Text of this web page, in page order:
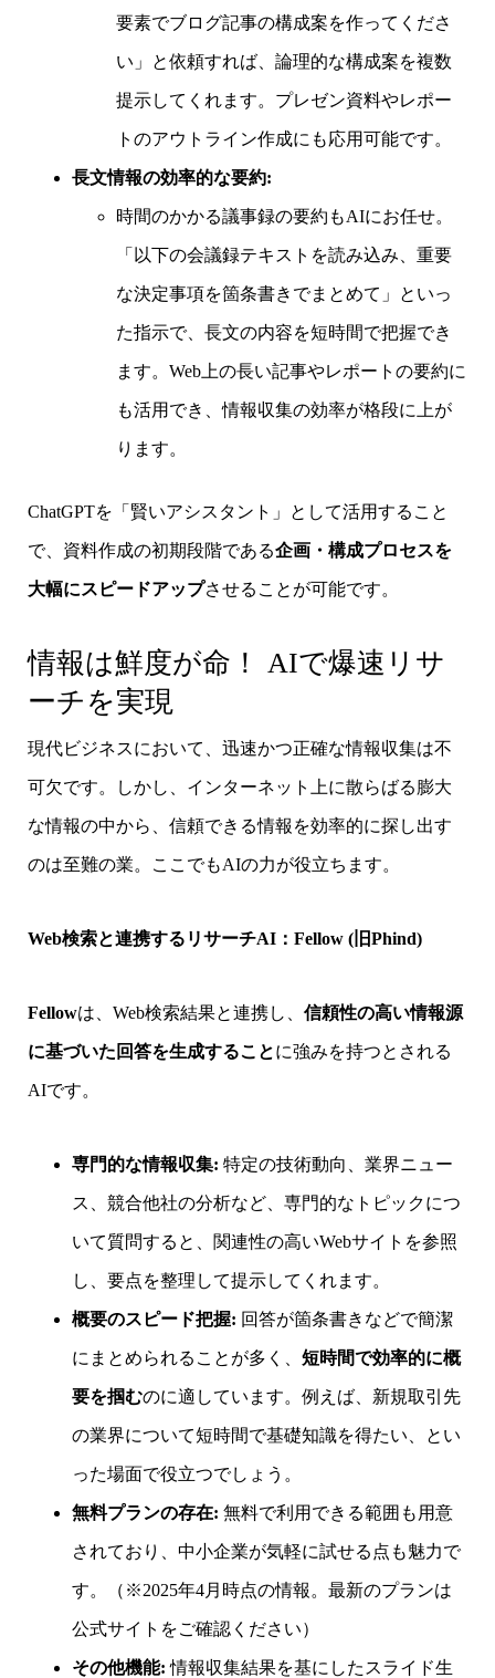
要素でブログ記事の構成案を作ってくださ
い」と依頼すれば、論理的な構成案を複数
提示してくれます。プレゼン資料やレポー
トのアウトライン作成にも応用可能です。
長文情報の効率的な要約:
時間のかかる議事録の要約もAIにお任せ。
「以下の会議録テキストを読み込み、重要
な決定事項を箇条書きでまとめて」といっ
た指示で、長文の内容を短時間で把握でき
ます。Web上の長い記事やレポートの要約に
も活用でき、情報収集の効率が格段に上が
ります。
ChatGPTを「賢いアシスタント」として活用すること
で、資料作成の初期段階である企画・構成プロセスを
大幅にスピードアップさせることが可能です。
情報は鮮度が命！ AIで爆速リサ
ーチを実現
現代ビジネスにおいて、迅速かつ正確な情報収集は不
可欠です。しかし、インターネット上に散らばる膨大
な情報の中から、信頼できる情報を効率的に探し出す
のは至難の業。ここでもAIの力が役立ちます。
Web検索と連携するリサーチAI：Fellow (旧Phind)
Fellowは、Web検索結果と連携し、 信頼性の高い情報源
に基づいた回答を生成することに強みを持つとされる
AIです。
専門的な情報収集: 特定の技術動向、業界ニュー
ス、競合他社の分析など、専門的なトピックにつ
いて質問すると、関連性の高いWebサイトを参照
し、要点を整理して提示してくれます。
概要のスピード把握: 回答が箇条書きなどで簡潔
にまとめられることが多く、 短時間で効率的に概
要を掴むのに適しています。例えば、新規取引先
の業界について短時間で基礎知識を得たい、とい
った場面で役立つでしょう。
無料プランの存在: 無料で利用できる範囲も用意
されており、中小企業が気軽に試せる点も魅力で
す。（※2025年4月時点の情報。最新のプランは
公式サイトをご確認ください）
その他機能: 情報収集結果を基にしたスライド生